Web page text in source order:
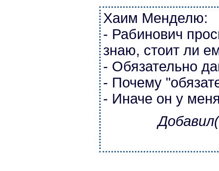
Хаим Менделю:
- Рабинович
знаю, стоит ли
- Обязательно
- Почему
- Иначе он у